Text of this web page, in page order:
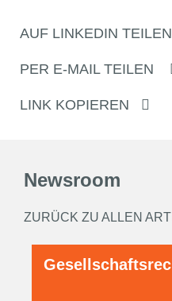
AUF LINKEDIN
PER E-MAIL TEILEN
LINK KOPIEREN
Newsroom
ZURÜCK ZU ALLEN